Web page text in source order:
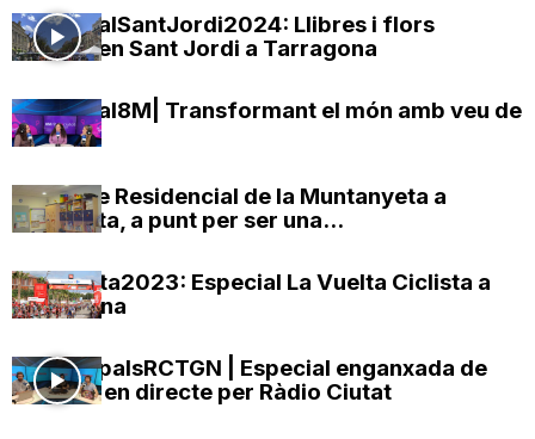
#EspecialSantJordi2024: Llibres i flors
engalanen Sant Jordi a Tarragona
#Especial8M| Transformant el món amb veu de
dona
El Centre Residencial de la Muntanyeta a
Bonavista, a punt per ser una...
#LaVuelta2023: Especial La Vuelta Ciclista a
Tarragona
#MunicipalsRCTGN | Especial enganxada de
cartells, en directe per Ràdio Ciutat